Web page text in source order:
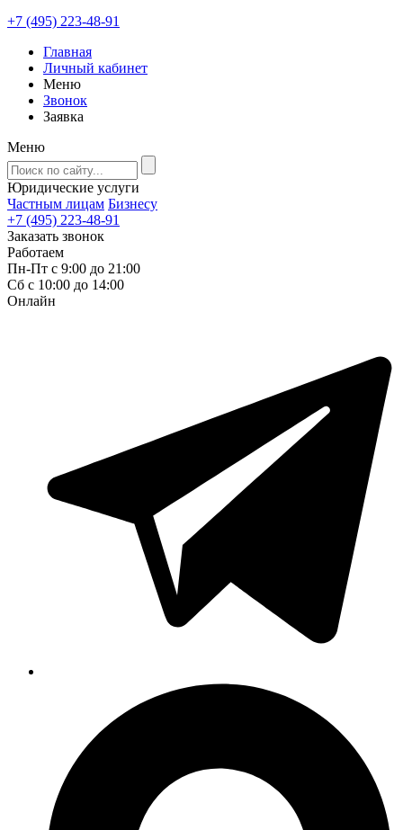
+7 (495) 223-48-91
Главная
Личный кабинет
Меню
Звонок
Заявка
Меню
Юридические услуги
Частным лицам Бизнесу
+7 (495) 223-48-91
Заказать звонок
Работаем
Пн-Пт с 9:00 до 21:00
Сб с 10:00 до 14:00
Онлайн